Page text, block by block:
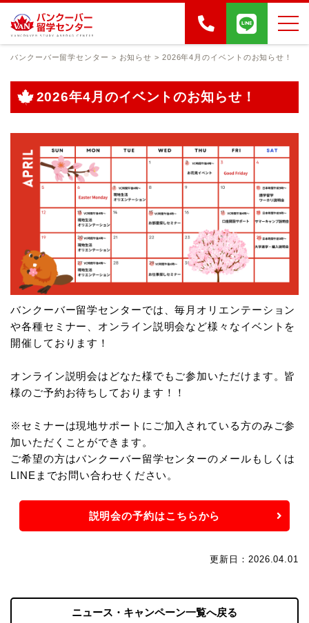
バンクーバー留学センター > お知らせ > 2026年4月のイベントのお知らせ！
2026年4月のイベントのお知らせ！
バンクーバー留学センターでは、毎月オリエンテーション
や各種セミナー、オンライン説明会など様々なイベントを
開催しております！
オンライン説明会はどなた様でもご参加いただけます。皆
様のご予約お待ちしております！！
※セミナーは現地サポートにご加入されている方のみご参
加いただくことができます。
ご希望の方はバンクーバー留学センターのメールもしくは
LINEまでお問い合わせください。
説明会の予約はこちらから
更新日：2026.04.01
ニュース・キャンペーン一覧へ戻る